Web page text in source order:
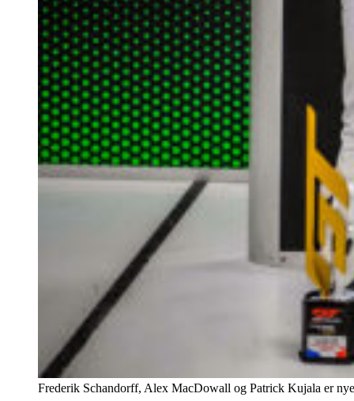
Frederik Schandorff, Alex MacDowall og Patrick Kujala er